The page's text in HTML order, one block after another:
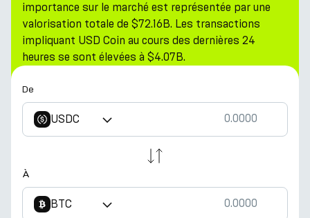
importance sur le marché est représentée par une
valorisation totale de $72.16B. Les transactions
impliquant USD Coin au cours des dernières 24
heures se sont élevées à $4.07B.
De
USDC
À
BTC